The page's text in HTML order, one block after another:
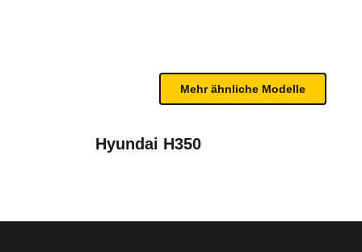
sind, entnehmen Sie bitte dem Rückruf, da
Hyundai H350
Mehr ähnliche Modelle